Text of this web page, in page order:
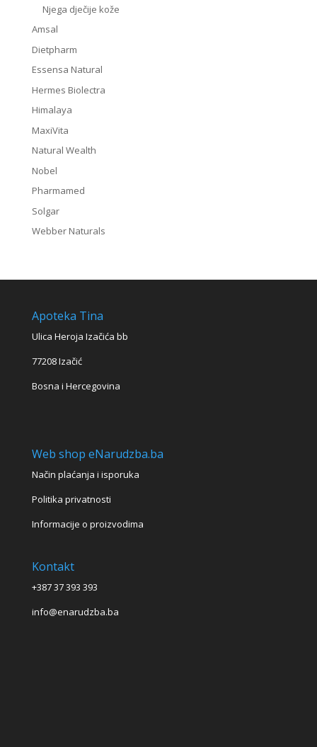
Njega dječije kože
Amsal
Dietpharm
Essensa Natural
Hermes Biolectra
Himalaya
MaxiVita
Natural Wealth
Nobel
Pharmamed
Solgar
Webber Naturals
Apoteka Tina
Ulica Heroja Izačića bb
77208 Izačić
Bosna i Hercegovina
Web shop eNarudzba.ba
Način plaćanja i isporuka
Politika privatnosti
Informacije o proizvodima
Kontakt
+387 37 393 393
info@enarudzba.ba